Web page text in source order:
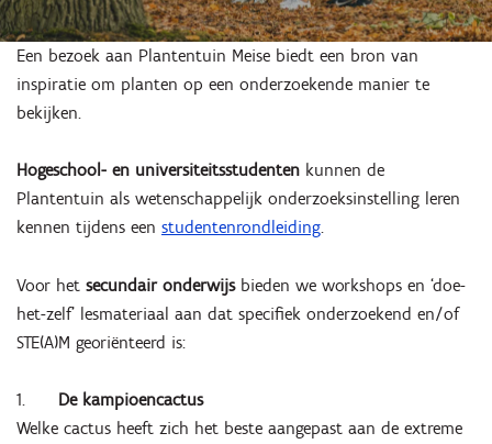
Een bezoek aan Plantentuin Meise biedt een bron van
inspiratie om planten op een onderzoekende manier te
bekijken.
Hogeschool- en universiteitsstudenten kunnen de
Plantentuin als wetenschappelijk onderzoeksinstelling leren
kennen tijdens een studentenrondleiding.
Voor het secundair onderwijs bieden we workshops en ‘doe-
het-zelf’ lesmateriaal aan dat specifiek onderzoekend en/of
STE(A)M georiënteerd is:
1. De kampioencactus
Welke cactus heeft zich het beste aangepast aan de extreme